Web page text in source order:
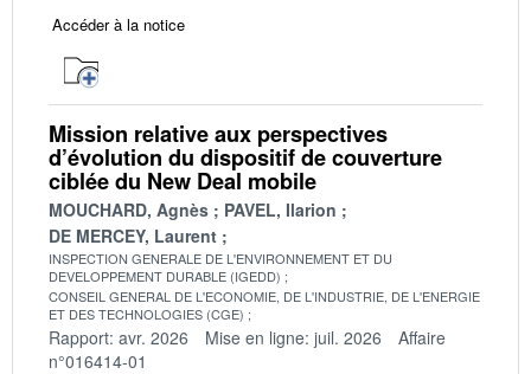
Accéder à la notice
Mission relative aux perspectives
d’évolution du dispositif de couverture
ciblée du New Deal mobile
MOUCHARD, Agnès
PAVEL, Ilarion
DE MERCEY, Laurent
INSPECTION GENERALE DE L'ENVIRONNEMENT ET DU
DEVELOPPEMENT DURABLE (IGEDD)
CONSEIL GENERAL DE L'ECONOMIE, DE L'INDUSTRIE, DE L'ENERGIE
ET DES TECHNOLOGIES (CGE)
Rapport: avr. 2026 Mise en ligne: juil. 2026
Affaire
n°016414-01